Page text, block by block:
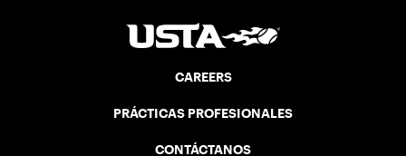
CAREERS
PRÁCTICAS PROFESIONALES
CONTÁCTANOS